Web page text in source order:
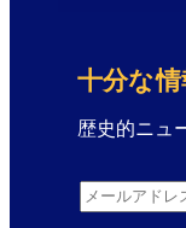
十分な
歴史的ニュ
メ
ーメールアド